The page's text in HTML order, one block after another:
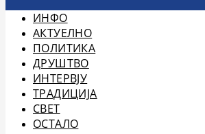
ИНФО
АКТУЕЛНО
ПОЛИТИКА
ДРУШТВО
ИНТЕРВЈУ
ТРАДИЦИЈА
СВЕТ
ОСТАЛО